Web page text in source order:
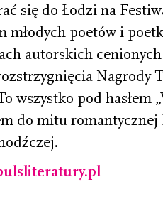
się do Łodzi na
młodych poetów i
autorskich
Nagrody
wszystko pod hasłem
do mitu